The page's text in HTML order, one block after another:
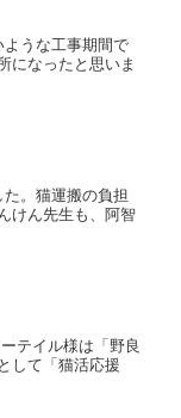
うな工事期間で
になったと思いま
。猫運搬の負担
けん先生も、阿智
テイル様は「野良
して「猫活応援